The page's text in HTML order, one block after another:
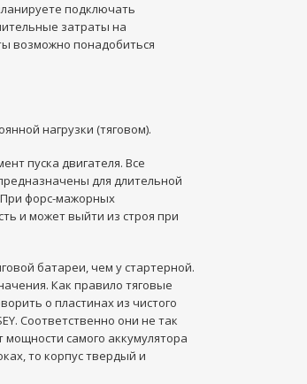
подключать
затраты на
возможно понадобиться
нагрузки (тяговом).
пуска двигателя. Все
для длительной
При форс-мажорных
и может выйти из строя при
батареи, чем у стартерной.
Как правило тяговые
о пластинах из чистого
Соответственно они не так
мощности самого аккумулятора
то корпус твердый и